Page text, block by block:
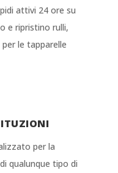
attivi 24 ore su
e ripristino rulli,
le tapparelle
per la
qualunque tipo di